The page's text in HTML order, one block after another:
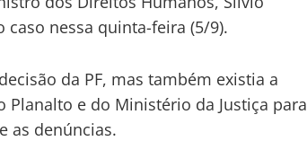
nessa quinta-feira (5/9).
da PF, mas também existia a
Planalto e do Ministério da Justiça para
as denúncias.